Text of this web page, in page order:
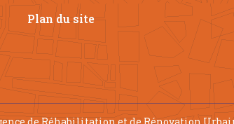
Plan du site